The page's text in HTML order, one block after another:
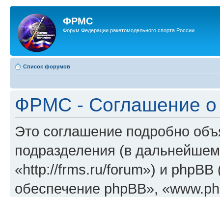
ФРМС
Форум Федерации ракетомодельного спорта России
Список форумов
ФРМС - Соглашение о
Это соглашение подробно
подразделения (в
«http://frms.ru/forum») и
обеспечение phpBB»,